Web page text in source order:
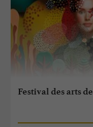
Festival des arts